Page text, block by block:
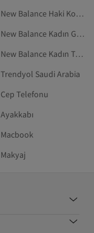
New Balance Haki Koşu Ayakkabısı
New Balance Kadın Günlük Ayakkabı
New Balance Kadın Tenis Ayakkabısı
Trendyol Saudi Arabia
Cep Telefonu
Ayakkabı
Macbook
Makyaj